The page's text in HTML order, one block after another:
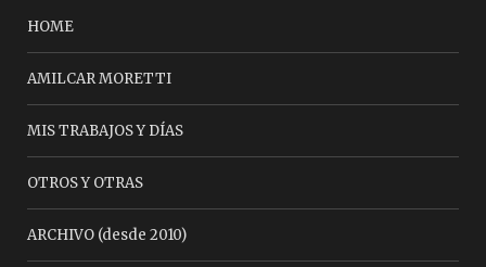
HOME
AMILCAR MORETTI
MIS TRABAJOS Y DÍAS
OTROS Y OTRAS
ARCHIVO (desde 2010)